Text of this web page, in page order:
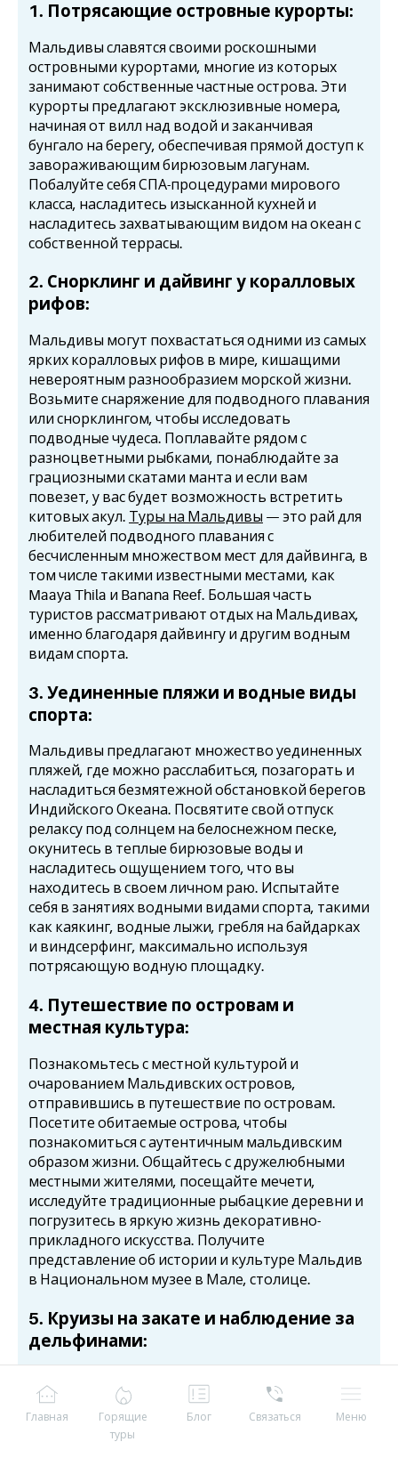
1. Потрясающие островные курорты:
Мальдивы славятся своими роскошными
островными курортами, многие из которых
занимают собственные частные острова. Эти
курорты предлагают эксклюзивные номера,
начиная от вилл над водой и заканчивая
бунгало на берегу, обеспечивая прямой доступ к
завораживающим бирюзовым лагунам.
Побалуйте себя СПА-процедурами мирового
класса, насладитесь изысканной кухней и
насладитесь захватывающим видом на океан с
собственной террасы.
2. Снорклинг и дайвинг у коралловых
рифов:
Мальдивы могут похвастаться одними из самых
ярких коралловых рифов в мире, кишащими
невероятным разнообразием морской жизни.
Возьмите снаряжение для подводного плавания
или снорклингом, чтобы исследовать
подводные чудеса. Поплавайте рядом с
разноцветными рыбками, понаблюдайте за
грациозными скатами манта и если вам
повезет, у вас будет возможность встретить
китовых акул. Туры на Мальдивы — это рай для
любителей подводного плавания с
бесчисленным множеством мест для дайвинга, в
том числе такими известными местами, как
Maaya Thila и Banana Reef. Большая часть
туристов рассматривают отдых на Мальдивах,
именно благодаря дайвингу и другим водным
видам спорта.
3. Уединенные пляжи и водные виды
спорта:
Мальдивы предлагают множество уединенных
пляжей, где можно расслабиться, позагорать и
насладиться безмятежной обстановкой берегов
Индийского Океана. Посвятите свой отпуск
релаксу под солнцем на белоснежном песке,
окунитесь в теплые бирюзовые воды и
насладитесь ощущением того, что вы
находитесь в своем личном раю. Испытайте
себя в занятиях водными видами спорта, такими
как каякинг, водные лыжи, гребля на байдарках
и виндсерфинг, максимально используя
потрясающую водную площадку.
4. Путешествие по островам и
местная культура:
Познакомьтесь с местной культурой и
очарованием Мальдивских островов,
отправившись в путешествие по островам.
Посетите обитаемые острова, чтобы
познакомиться с аутентичным мальдивским
образом жизни. Общайтесь с дружелюбными
местными жителями, посещайте мечети,
исследуйте традиционные рыбацкие деревни и
погрузитесь в яркую жизнь декоративно-
прикладного искусства. Получите
представление об истории и культуре Мальдив
в Национальном музее в Мале, столице.
5. Круизы на закате и наблюдение за
дельфинами:
Мальдивских островов в круизе на закате.
Наблюдайте, как золотые оттенки окрашивают
небо, пока вы плывете по спокойным водам.
Главная
Горящие
туры
Блог Связаться Меню